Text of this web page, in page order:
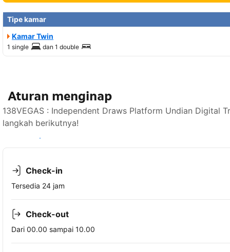
Tipe kamar
Kamar Twin
1 single dan 1 double
Aturan menginap
138VEGAS : Independent Draws Platform Undian Digital
langkah berikutnya!
Lihat ketersediaan
Check-in
Tersedia 24 jam
Check-out
Dari 00.00 sampai 10.00